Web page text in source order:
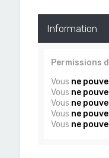
Information
Permissions
Vous ne
Vous ne
Vous ne
Vous ne
Vous ne